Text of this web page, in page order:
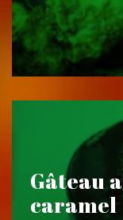
Gâteau
caramel